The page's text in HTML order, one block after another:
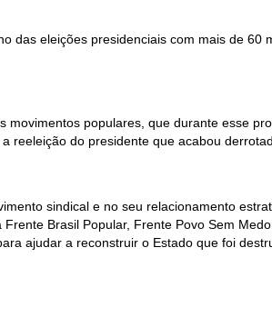
das eleições presidenciais com mais de 60
populares, que durante esse
reeleição do presidente que acabou
sindical e no seu relacionamento
Brasil Popular, Frente Povo Sem
ajudar a reconstruir o Estado que foi